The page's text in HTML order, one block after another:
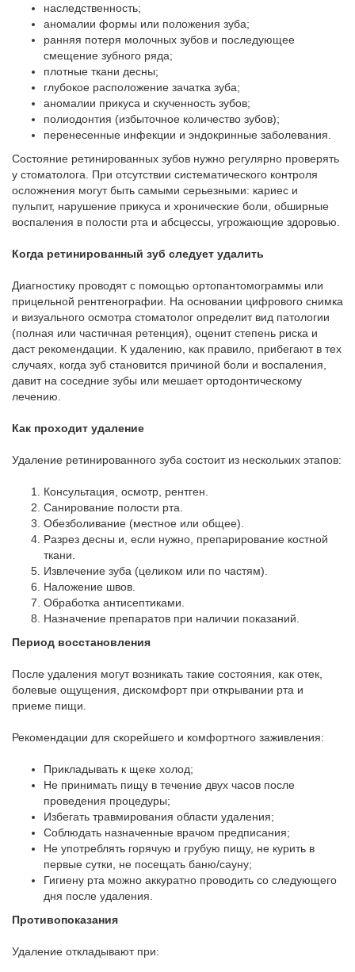
наследственность;
аномалии формы или положения зуба;
ранняя потеря молочных зубов и последующее
смещение зубного ряда;
плотные ткани десны;
глубокое расположение зачатка зуба;
аномалии прикуса и скученность зубов;
полиодонтия (избыточное количество зубов);
перенесенные инфекции и эндокринные заболевания.
Состояние ретинированных зубов нужно регулярно проверять
у стоматолога. При отсутствии систематического контроля
осложнения могут быть самыми серьезными: кариес и
пульпит, нарушение прикуса и хронические боли, обширные
воспаления в полости рта и абсцессы, угрожающие здоровью.
Когда ретинированный зуб следует удалить
Диагностику проводят с помощью ортопантомограммы или
прицельной рентгенографии. На основании цифрового снимка
и визуального осмотра стоматолог определит вид патологии
(полная или частичная ретенция), оценит степень риска и
даст рекомендации. К удалению, как правило, прибегают в тех
случаях, когда зуб становится причиной боли и воспаления,
давит на соседние зубы или мешает ортодонтическому
лечению.
Как проходит удаление
Удаление ретинированного зуба состоит из нескольких этапов:
Консультация, осмотр, рентген.
Санирование полости рта.
Обезболивание (местное или общее).
Разрез десны и, если нужно, препарирование костной
ткани.
Извлечение зуба (целиком или по частям).
Наложение швов.
Обработка антисептиками.
Назначение препаратов при наличии показаний.
Период восстановления
После удаления могут возникать такие состояния, как отек,
болевые ощущения, дискомфорт при открывании рта и
приеме пищи.
Рекомендации для скорейшего и комфортного заживления:
Прикладывать к щеке холод;
Не принимать пищу в течение двух часов после
проведения процедуры;
Избегать травмирования области удаления;
Соблюдать назначенные врачом предписания;
Не употреблять горячую и грубую пищу, не курить в
первые сутки, не посещать баню/сауну;
Гигиену рта можно аккуратно проводить со следующего
дня после удаления.
Противопоказания
Удаление откладывают при: